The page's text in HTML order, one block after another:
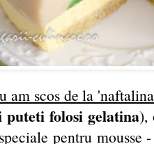
am scos de la
puteti folosi gelatina),
pentru